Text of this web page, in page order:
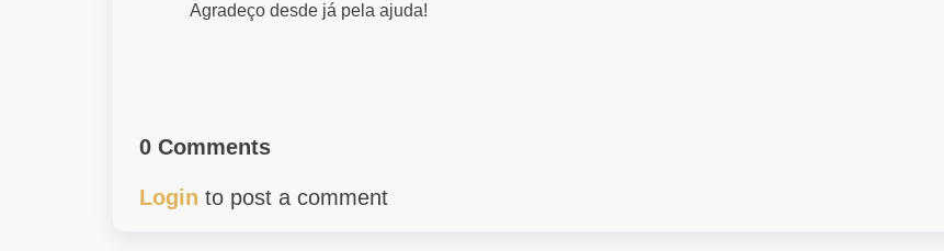
Agradeço desde já pela ajuda!
0 Comments
Login to post a comment